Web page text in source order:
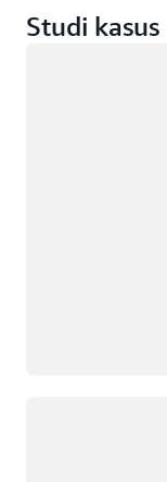
Studi kasus